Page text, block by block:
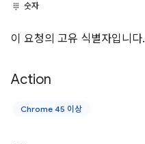
숫자
이 요청의 고유 식별자입니다.
Action
Chrome 45 이상